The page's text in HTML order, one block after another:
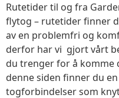
Rutetider til og fra
flytog – rutetider finner
av en problemfri og
derfor har vi gjort vårt
du trenger for å komme
denne siden finner du
togforbindelser som